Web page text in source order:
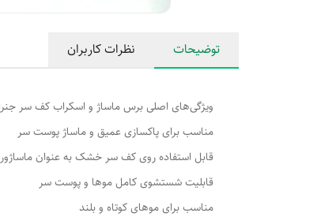
توضیحات نظرات کاربران
ویژگی‌های اصلی برس ماساژ و اسکراب کف سر
مناسب برای پاکسازی عمیق و ماساژ پوست سر
قابل استفاده روی کف سر خشک به عنوان ماساژور
قابلیت شستشوی کامل موها و پوست سر
مناسب برای موهای کوتاه و بلند